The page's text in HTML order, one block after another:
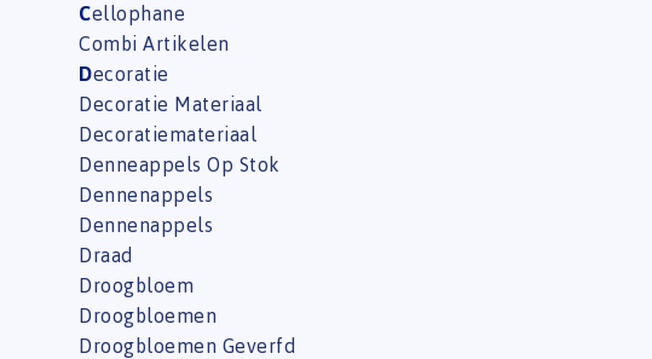
Cellophane
Combi Artikelen
Decoratie
Decoratie Materiaal
Decoratiemateriaal
Denneappels Op Stok
Dennenappels
Dennenappels
Draad
Droogbloem
Droogbloemen
Droogbloemen Geverfd